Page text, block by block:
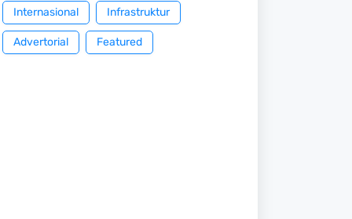
Internasional Infrastruktur
Advertorial Featured